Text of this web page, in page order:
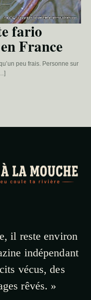
fario
France
peu frais. Personne sur
il reste environ
indépendant
vécus, des
rêvés. »